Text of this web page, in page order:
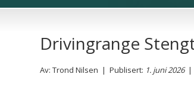
Drivingrange
Av: Trond Nilsen | Publisert: 1. juni 2026|